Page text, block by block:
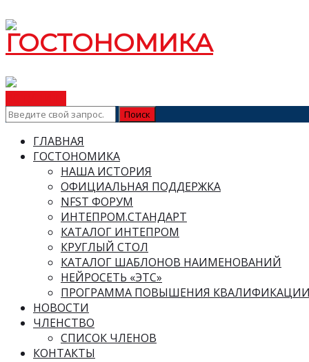
ГЛАВНАЯ
ГОСТОНОМИКА
НАША ИСТОРИЯ
ОФИЦИАЛЬНАЯ ПОДДЕРЖКА
NFST ФОРУМ
ИНТЕПРОМ.СТАНДАРТ
КАТАЛОГ ИНТЕПРОМ
КРУГЛЫЙ СТОЛ
КАТАЛОГ ШАБЛОНОВ НАИМЕНОВАНИЙ
НЕЙРОСЕТЬ «ЭТС»
ПРОГРАММА ПОВЫШЕНИЯ КВАЛИФИКАЦИИ
НОВОСТИ
ЧЛЕНСТВО
СПИСОК ЧЛЕНОВ
КОНТАКТЫ